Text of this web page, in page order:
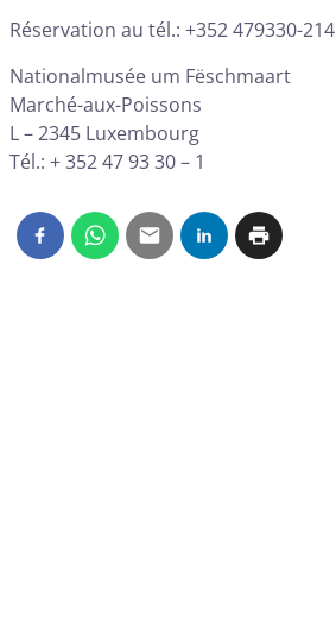
Réservation au tél.: +352 479330-214
Nationalmusée um Fëschmaart
Marché-aux-Poissons
L – 2345 Luxembourg
Tél.: + 352 47 93 30 – 1